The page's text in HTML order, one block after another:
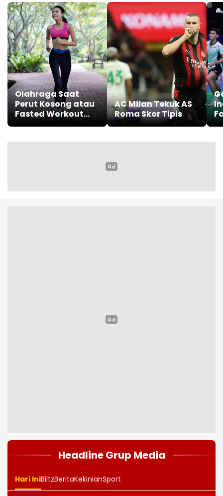
Olahraga Saat
Perut Kosong atau
Fasted Workout
,Apakah Aman
Ini Penjelasannya
AC Milan Tekuk AS
Roma Skor Tipis
Headline Grup Media
Hari IniBiltzBeritaKekinianSport